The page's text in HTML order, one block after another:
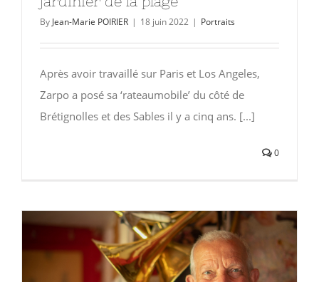
By Jean-Marie POIRIER | 18 juin 2022 | Portraits
Après avoir travaillé sur Paris et Los Angeles,
Zarpo a posé sa ‘rateaumobile’ du côté de
Brétignolles et des Sables il y a cinq ans. [...]
0